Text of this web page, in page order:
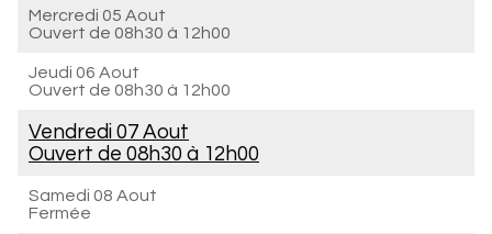
Mercredi 05 Aout
Ouvert de 08h30 à 12h00
Jeudi 06 Aout
Ouvert de 08h30 à 12h00
Vendredi 07 Aout
Ouvert de 08h30 à 12h00
Samedi 08 Aout
Fermée